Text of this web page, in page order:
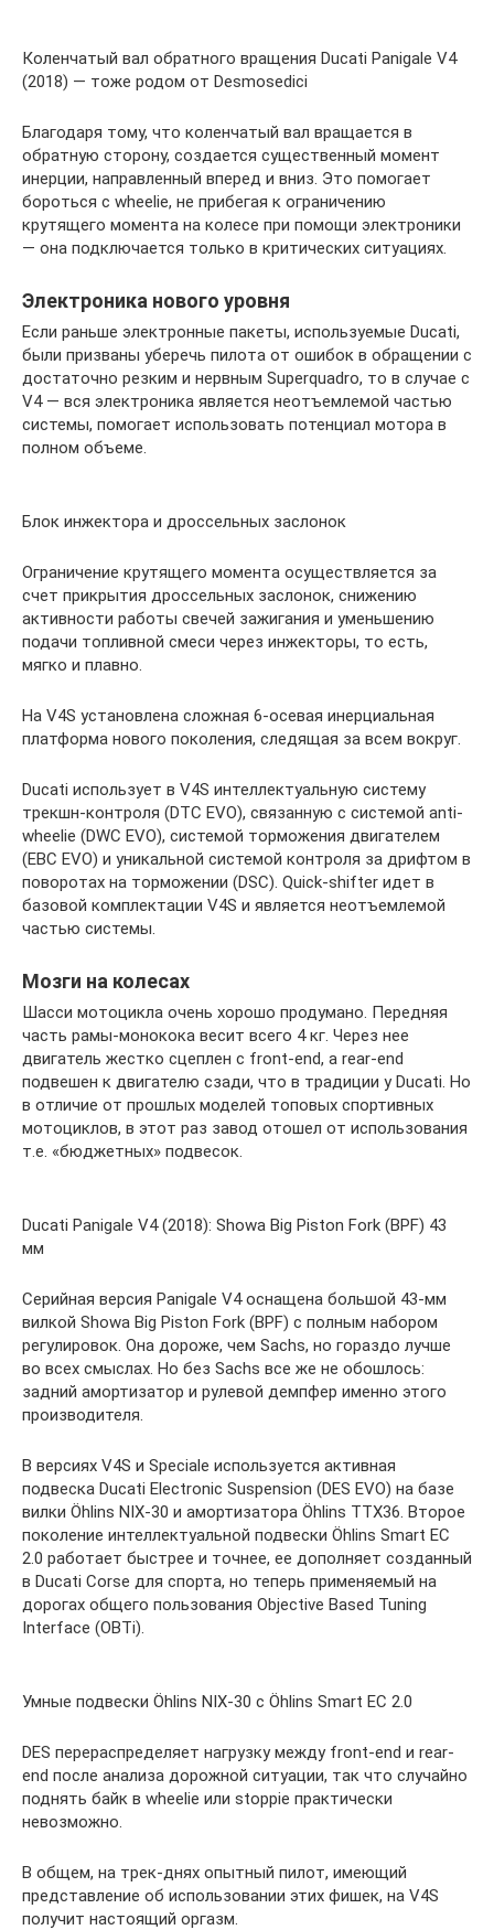
Коленчатый вал обратного вращения Ducati Panigale V4
(2018) — тоже родом от Desmosedici
Благодаря тому, что коленчатый вал вращается в
обратную сторону, создается существенный момент
инерции, направленный вперед и вниз. Это помогает
бороться с wheelie, не прибегая к ограничению
крутящего момента на колесе при помощи электроники
— она подключается только в критических ситуациях.
Электроника нового уровня
Если раньше электронные пакеты, используемые Ducati,
были призваны уберечь пилота от ошибок в обращении с
достаточно резким и нервным Superquadro, то в случае с
V4 — вся электроника является неотъемлемой частью
системы, помогает использовать потенциал мотора в
полном объеме.
Блок инжектора и дроссельных заслонок
Ограничение крутящего момента осуществляется за
счет прикрытия дроссельных заслонок, снижению
активности работы свечей зажигания и уменьшению
подачи топливной смеси через инжекторы, то есть,
мягко и плавно.
На V4S установлена сложная 6-осевая инерциальная
платформа нового поколения, следящая за всем вокруг.
Ducati использует в V4S интеллектуальную систему
трекшн-контроля (DTC EVO), связанную с системой anti-
wheelie (DWC EVO), системой торможения двигателем
(EBC EVO) и уникальной системой контроля за дрифтом в
поворотах на торможении (DSC). Quick-shifter идет в
базовой комплектации V4S и является неотъемлемой
частью системы.
Мозги на колесах
Шасси мотоцикла очень хорошо продумано. Передняя
часть рамы-монокока весит всего 4 кг. Через нее
двигатель жестко сцеплен с front-end, а rear-end
подвешен к двигателю сзади, что в традиции у Ducati. Но
в отличие от прошлых моделей топовых спортивных
мотоциклов, в этот раз завод отошел от использования
т.е. «бюджетных» подвесок.
Ducati Panigale V4 (2018): Showa Big Piston Fork (BPF) 43
мм
Серийная версия Panigale V4 оснащена большой 43-мм
вилкой Showa Big Piston Fork (BPF) с полным набором
регулировок. Она дороже, чем Sachs, но гораздо лучше
во всех смыслах. Но без Sachs все же не обошлось:
задний амортизатор и рулевой демпфер именно этого
производителя.
В версиях V4S и Speciale используется активная
подвеска Ducati Electronic Suspension (DES EVO) на базе
вилки Öhlins NIX-30 и амортизатора Öhlins TTX36. Второе
поколение интеллектуальной подвески Öhlins Smart EC
2.0 работает быстрее и точнее, ее дополняет созданный
в Ducati Corse для спорта, но теперь применяемый на
дорогах общего пользования Objective Based Tuning
Interface (OBTi).
Умные подвески Öhlins NIX-30 с Öhlins Smart EC 2.0
DES перераспределяет нагрузку между front-end и rear-
end после анализа дорожной ситуации, так что случайно
поднять байк в wheelie или stoppie практически
невозможно.
В общем, на трек-днях опытный пилот, имеющий
представление об использовании этих фишек, на V4S
получит настоящий оргазм.